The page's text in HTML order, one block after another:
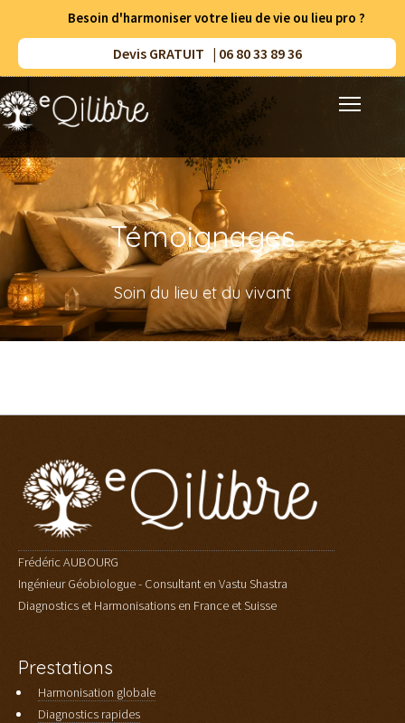
Besoin d'harmoniser votre lieu de vie ou lieu pro ?
Devis GRATUIT | 06 80 33 89 36
Accueil
Prestations
Méthodes
Résultats
Ressources
[Réserver]
Témoignages
Soin du lieu et du vivant
Frédéric AUBOURG
Ingénieur Géobiologue - Consultant en Vastu Shastra
Diagnostics et Harmonisations en France et Suisse
Prestations
Harmonisation globale
Diagnostics rapides